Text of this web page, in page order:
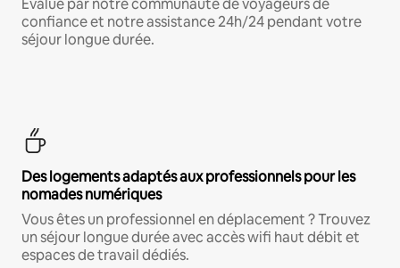
confiance et notre assistance 24h/24 pendant votre
séjour longue durée.
Des logements adaptés aux professionnels pour les
nomades numériques
Vous êtes un professionnel en déplacement ? Trouvez
un séjour longue durée avec accès wifi haut débit et
espaces de travail dédiés.